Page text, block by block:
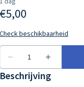
Beschrijving